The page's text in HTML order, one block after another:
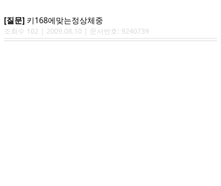
[질문] 키168에맞는정상체중
조회수 102 | 2009.08.10 | 문서번호: 9240739